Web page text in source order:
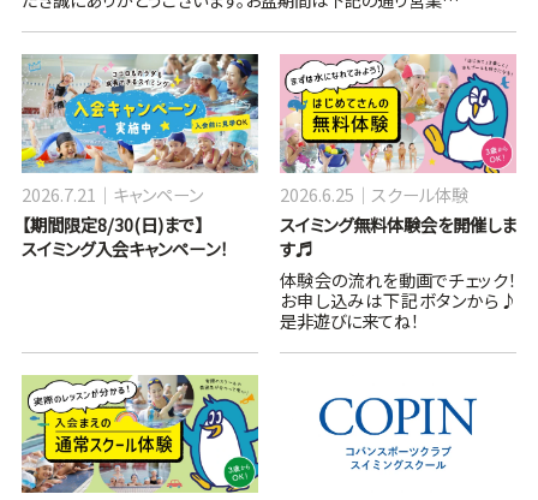
【期間限定8/30(日)まで】
スイミング入会キャンペーン！
2026.7.21
キャンペーン
スイミング無料体験会を開催しま
す♬
2026.6.25 スクール体験
体験会の流れを動画でチェック！
お申し込みは下記ボタンから♪
是非遊びに来てね！